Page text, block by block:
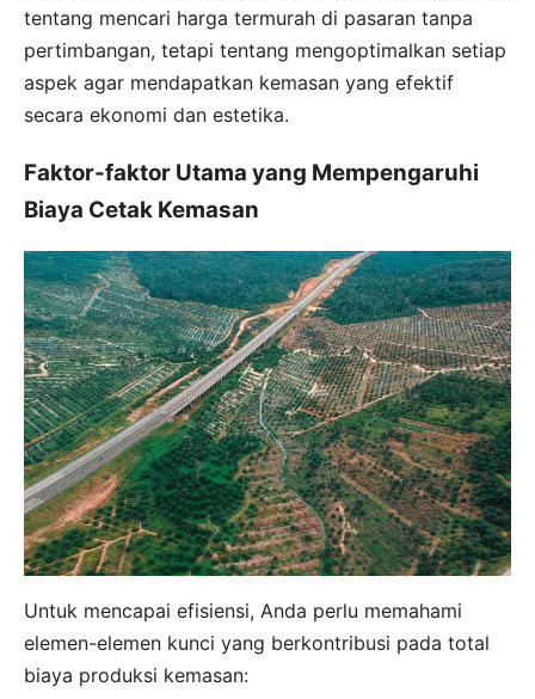
tentang mencari harga termurah di pasaran tanpa
pertimbangan, tetapi tentang mengoptimalkan setiap
aspek agar mendapatkan kemasan yang efektif
secara ekonomi dan estetika.
Faktor-faktor Utama yang Mempengaruhi
Biaya Cetak Kemasan
Untuk mencapai efisiensi, Anda perlu memahami
elemen-elemen kunci yang berkontribusi pada total
biaya produksi kemasan: